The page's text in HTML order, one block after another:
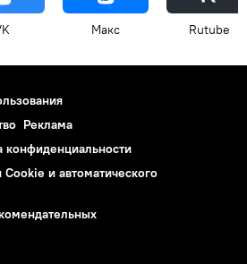
Макс Rutube
Реклама
конфиденциальности
и автоматического